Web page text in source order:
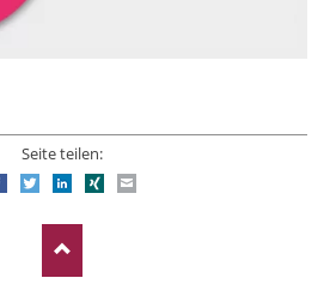
Seite teilen:
FacebookTwitterLinkedIn
Xing